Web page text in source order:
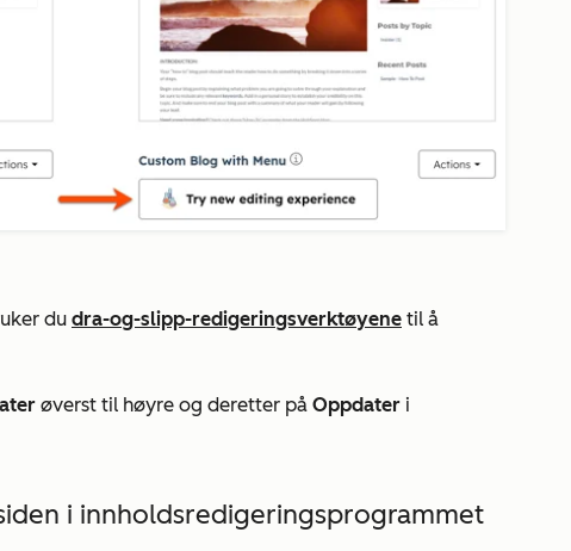
du dra-og-slipp-redigeringsverktøyene til å
øverst til høyre og deretter på Oppdater i
i innholdsredigeringsprogrammet